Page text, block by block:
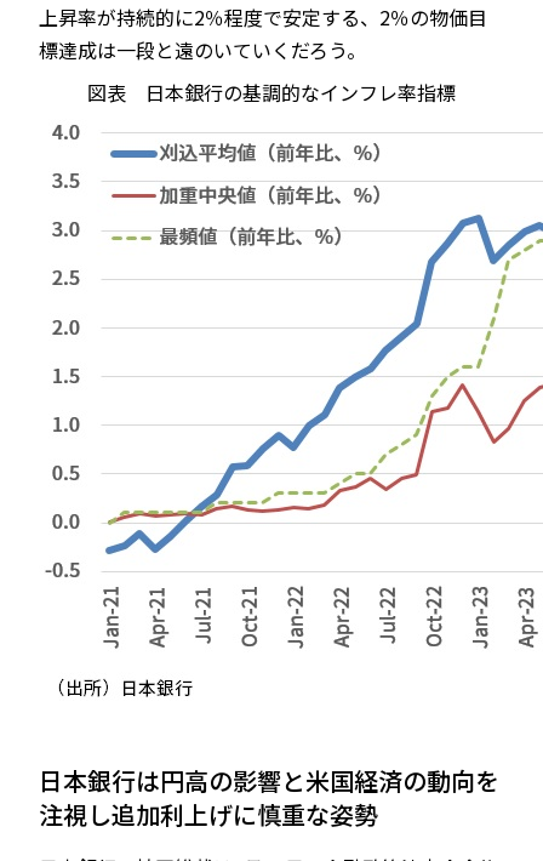
上昇率が持続的に2％程度で安定する、2％の物価目
標達成は一段と遠のいていくだろう。
図表 日本銀行の基調的なインフレ率指標
日本銀行は円高の影響と米国経済の動向を
注視し追加利上げに慎重な姿勢